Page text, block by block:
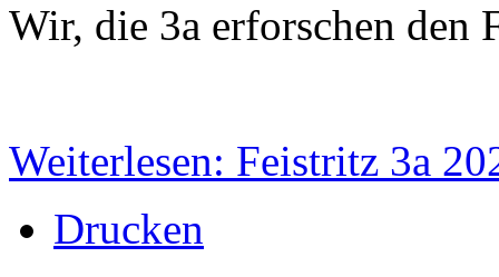
Wir, die 3a erforschen den
Weiterlesen: Feistritz 3a
Drucken